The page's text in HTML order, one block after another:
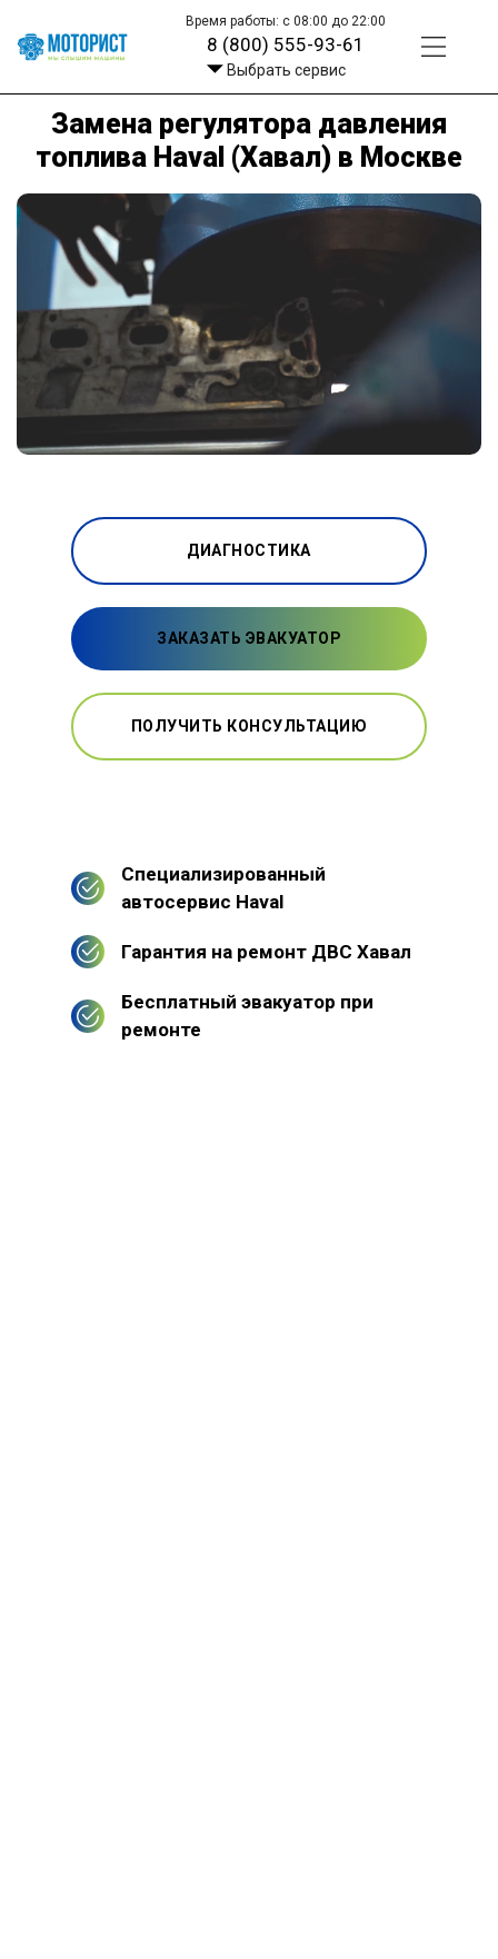
Время работы: с 08:00 до 22:00
8 (800) 555-93-61
Выбрать сервис
Замена регулятора давления
топлива Haval (Хавал) в Москве
ДИАГНОСТИКА
ЗАКАЗАТЬ ЭВАКУАТОР
ПОЛУЧИТЬ КОНСУЛЬТАЦИЮ
Специализированный
автосервис Haval
Гарантия на ремонт ДВС Хавал
Бесплатный эвакуатор при
ремонте